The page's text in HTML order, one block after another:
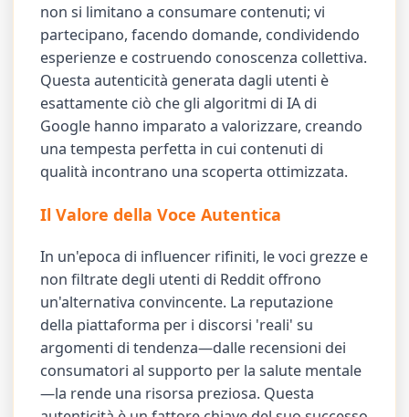
non si limitano a consumare contenuti; vi
partecipano, facendo domande, condividendo
esperienze e costruendo conoscenza collettiva.
Questa autenticità generata dagli utenti è
esattamente ciò che gli algoritmi di IA di
Google hanno imparato a valorizzare, creando
una tempesta perfetta in cui contenuti di
qualità incontrano una scoperta ottimizzata.
Il Valore della Voce Autentica
In un'epoca di influencer rifiniti, le voci grezze e
non filtrate degli utenti di Reddit offrono
un'alternativa convincente. La reputazione
della piattaforma per i discorsi 'reali' su
argomenti di tendenza—dalle recensioni dei
consumatori al supporto per la salute mentale
—la rende una risorsa preziosa. Questa